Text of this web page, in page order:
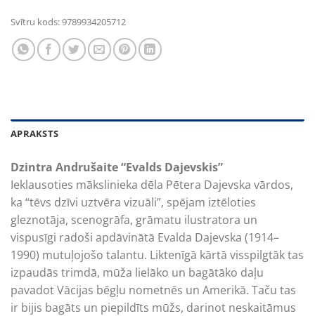
Svītru kods:9789934205712
APRAKSTS
Dzintra Andrušaite “Evalds Dajevskis”
Ieklausoties mākslinieka dēla Pētera Dajevska vārdos,
ka “tēvs dzīvi uztvēra vizuāli”, spējam iztēloties
gleznotāja, scenogrāfa, grāmatu ilustratora un
vispusīgi radoši apdāvinātā Evalda Dajevska (1914–
1990) mutuļojošo talantu. Liktenīgā kārtā visspilgtāk tas
izpaudās trimdā, mūža lielāko un bagātāko daļu
pavadot Vācijas bēgļu nometnēs un Amerikā. Taču tas
ir bijis bagāts un piepildīts mūžs, darinot neskaitāmus